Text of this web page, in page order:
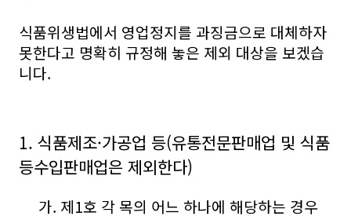
식품위생법에서 영업정지를 과징금으로 대체하자
못한다고 명확히 규정해 놓은 제외 대상을 보겠습
니다.
1. 식품제조·가공업 등(유통전문판매업 및 식품
등수입판매업은 제외한다)
가. 제1호 각 목의 어느 하나에 해당하는 경우